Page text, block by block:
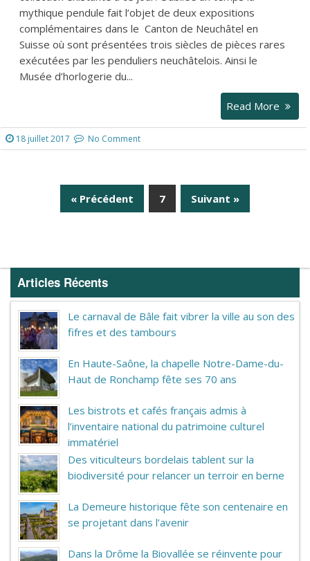
mythique pendule fait l’objet de deux expositions
complémentaires dans le Canton de Neuchâtel en
Suisse où sont présentées trois siècles de pièces rares
exécutées par les penduliers neuchâtelois. Ainsi le
Musée d’horlogerie du...
Read More
18 juillet 2017 No Comment
« Précédent
Page
7 Suivant »
Articles Récents
Le carnaval de Bâle fait vibrer la ville au son des
fifres et des tambours
En Haute-Saône, la chapelle Notre-Dame-du-
Haut de Ronchamp fête ses 70 ans
Les bistrots et cafés français admis à
l’inventaire national du patrimoine culturel
immatériel
Des viticulteurs bordelais tablent sur la
biodiversité pour relancer un terroir en berne
La Demeure historique fête son centenaire en
se projetant dans l’avenir
Dans la Drôme la Biovallée se réinvente pour